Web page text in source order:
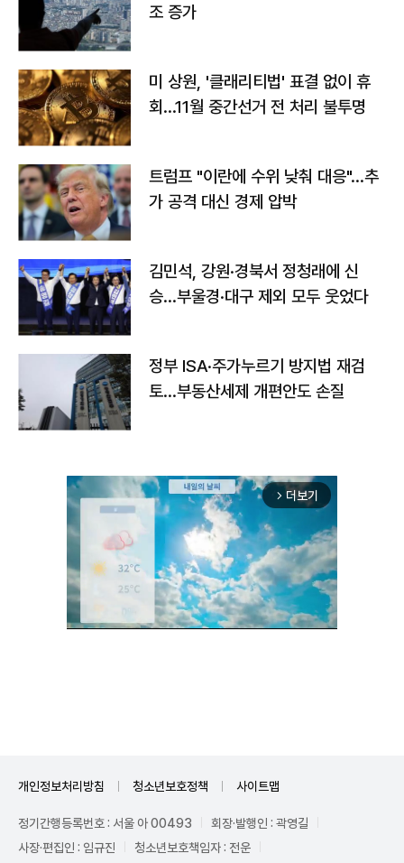
조 증가
미 상원, '클래리티법' 표결 없이 휴
회…11월 중간선거 전 처리 불투명
트럼프 "이란에 수위 낮춰 대응"…추
가 공격 대신 경제 압박
김민석, 강원·경북서 정청래에 신
승…부울경·대구 제외 모두 웃었다
정부 ISA·주가누르기 방지법 재검
토…부동산세제 개편안도 손질
arrow_forward_ios 더보기
개인정보처리방침 청소년보호정책 사이트맵
정기간행등록번호 : 서울 아 00493
회장·발행인 : 곽영길
사장·편집인 : 임규진
청소년보호책임자 : 전운